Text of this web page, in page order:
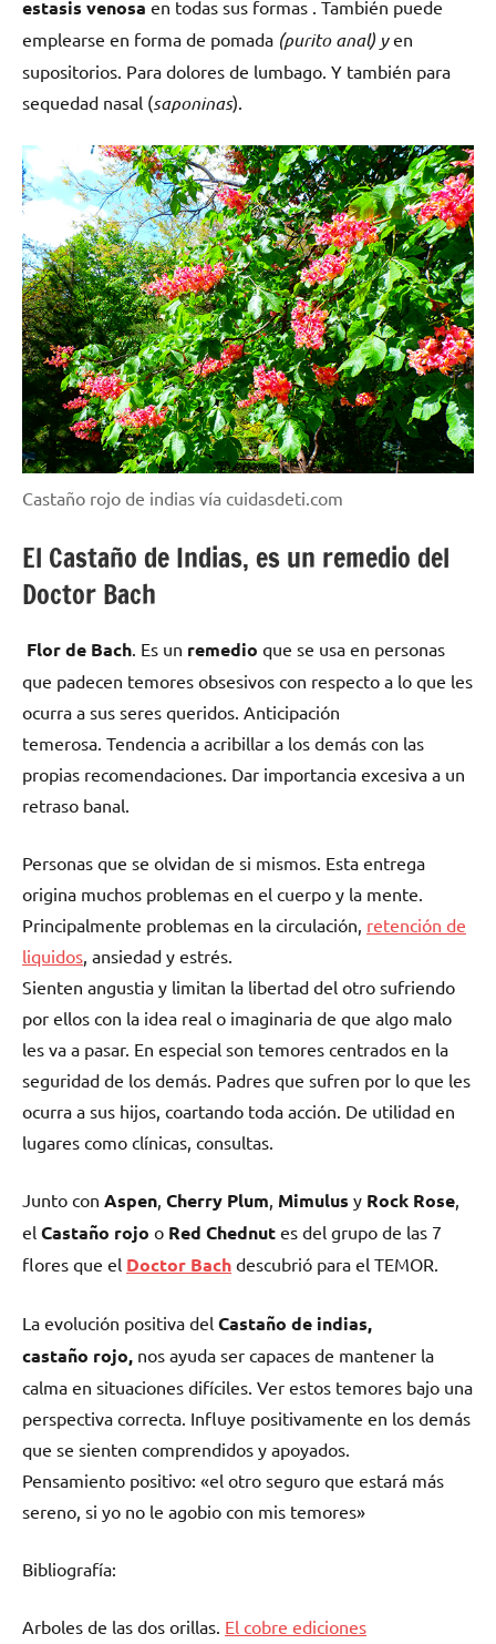
estasis venosa en todas sus formas . También puede
emplearse en forma de pomada (purito anal) yen
supositorios. Para dolores de lumbago. Y también para
sequedad nasal (saponinas).
Castaño rojo de indias vía cuidasdeti.com
El Castaño de Indias, es un remedio del
Doctor Bach
Flor de Bach. Es un remedio que se usa en personas
que padecen temores obsesivos con respecto a lo que les
ocurra a sus seres queridos. Anticipación
temerosa. Tendencia a acribillar a los demás con las
propias recomendaciones. Dar importancia excesiva a un
retraso banal.
Personas que se olvidan de si mismos. Esta entrega
origina muchos problemas en el cuerpo y la mente.
Principalmente problemas en la circulación, retención de
liquidos, ansiedad y estrés.
Sienten angustia y limitan la libertad del otro sufriendo
por ellos con la idea real o imaginaria de que algo malo
les va a pasar. En especial son temores centrados en la
seguridad de los demás. Padres que sufren por lo que les
ocurra a sus hijos, coartando toda acción. De utilidad en
lugares como clínicas, consultas.
Junto con Aspen, Cherry Plum, Mimulus y Rock Rose,
el Castaño rojo o Red Chednut es del grupo de las 7
flores que el Doctor Bach descubrió para el TEMOR.
La evolución positiva del Castaño de indias,
castaño rojo, nos ayuda ser capaces de mantener la
calma en situaciones difíciles. Ver estos temores bajo una
perspectiva correcta. Influye positivamente en los demás
que se sienten comprendidos y apoyados.
Pensamiento positivo: «el otro seguro que estará más
sereno, si yo no le agobio con mis temores»
Bibliografía:
Arboles de las dos orillas. El cobre ediciones